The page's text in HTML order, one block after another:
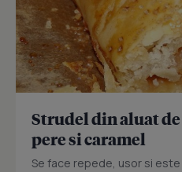
Strudel din aluat de
pere si caramel
Se face repede, usor si este